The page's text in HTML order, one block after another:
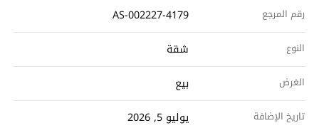
رقم المرجع AS-002227-4179
النوع شقة
الغرض بيع
تاريخ الإضافة يوليو 5, 2026